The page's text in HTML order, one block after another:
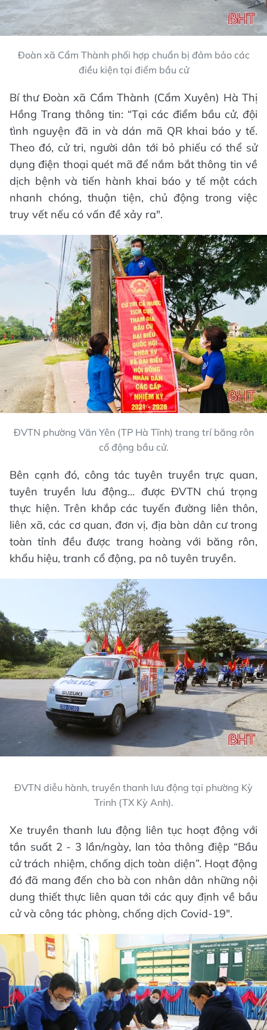
Đoàn xã Cẩm Thành phối hợp chuẩn bị đảm bảo các
điều kiện tại điểm bầu cử
Bí thư Đoàn xã Cẩm Thành (Cẩm Xuyên) Hà Thị
Hồng Trang thông tin: “Tại các điểm bầu cử, đội
tình nguyện đã in và dán mã QR khai báo y tế.
Theo đó, cử tri, người dân tới bỏ phiếu có thể sử
dụng điện thoại quét mã để nắm bắt thông tin về
dịch bệnh và tiến hành khai báo y tế một cách
nhanh chóng, thuận tiện, chủ động trong việc
truy vết nếu có vấn đề xảy ra".
ĐVTN phường Văn Yên (TP Hà Tĩnh) trang trí băng rôn
cổ động bầu cử.
Bên cạnh đó, công tác tuyên truyền trực quan,
tuyên truyền lưu động... được ĐVTN chú trọng
thực hiện. Trên khắp các tuyến đường liên thôn,
liên xã, các cơ quan, đơn vị, địa bàn dân cư trong
toàn tỉnh đều được trang hoàng với băng rôn,
khẩu hiệu, tranh cổ động, pa nô tuyên truyền.
ĐVTN diễu hành, truyền thanh lưu động tại phường Kỳ
Trinh (TX Kỳ Anh).
Xe truyền thanh lưu động liên tục hoạt động với
tần suất 2 - 3 lần/ngày, lan tỏa thông điệp “Bầu
cử trách nhiệm, chống dịch toàn diện”. Hoạt động
đó đã mang đến cho bà con nhân dân những nội
dung thiết thực liên quan tới các quy định về bầu
cử và công tác phòng, chống dịch Covid-19".